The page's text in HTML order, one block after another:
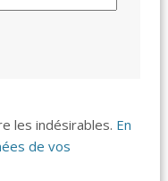
les indésirables. En
de vos